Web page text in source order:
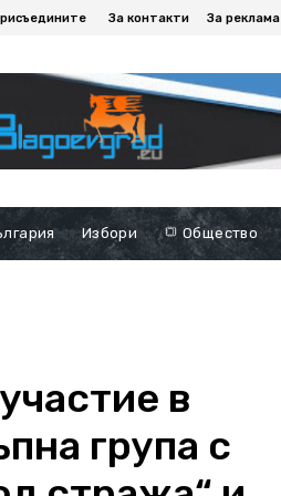
За контакти За реклама
Избори Общество
в
група с